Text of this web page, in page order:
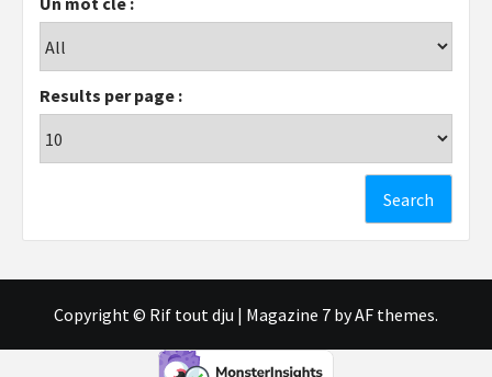
Results per page :
Copyright © Rif tout dju | Magazine 7 by AF themes.